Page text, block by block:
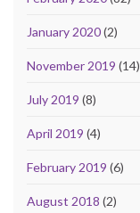
January 2020(2)
November 2019 (14)
July 2019 (8)
April 2019 (4)
February 2019 (6)
August 2018 (2)